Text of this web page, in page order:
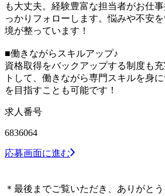
も大丈夫。経験豊富な担当者がお仕
っかりフォローします。悩みや不安
境が整っています！
■働きながらスキルアップ♪
資格取得をバックアップする制度も
トして、働きながら専門スキルを身
を目指すことも可能です！
求人番号
6836064
応募画面に進む
＊最後までご覧いただき、ありがと